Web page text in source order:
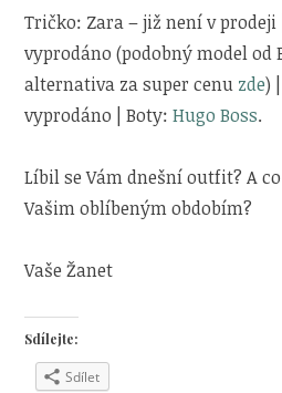
Tričko: Zara – již není v prodeji
vyprodáno (podobný model od
alternativa za super cenu zde)
vyprodáno | Boty:Hugo Boss.
Líbil se Vám dnešní outfit? A
Vašim oblíbeným obdobím?
Vaše Žanet
Sdílejte:
Sdílet